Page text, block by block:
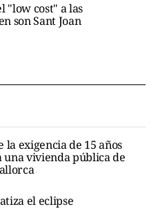
"low cost" a las
son Sant Joan
la exigencia de 15 años
una vivienda pública de
el eclipse